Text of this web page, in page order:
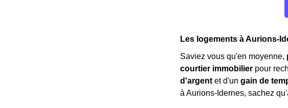
Les logements à Aurions-
Saviez vous qu'en moyenne,
courtier immobilier pour
d'argent et d'un gain de
à Aurions-Idernes, sachez